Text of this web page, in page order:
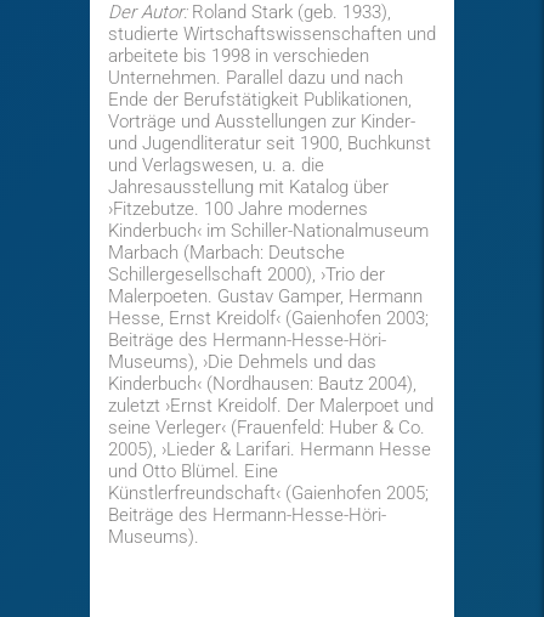
Der Autor:Roland Stark (geb. 1933),
studierte Wirtschaftswissenschaften und
arbeitete bis 1998 in verschieden
Unternehmen. Parallel dazu und nach
Ende der Berufstätigkeit Publikationen,
Vorträge und Ausstellungen zur Kinder-
und Jugendliteratur seit 1900, Buchkunst
und Verlagswesen, u. a. die
Jahresausstellung mit Katalog über
›Fitzebutze. 100 Jahre modernes
Kinderbuch‹ im Schiller-Nationalmuseum
Marbach (Marbach: Deutsche
Schillergesellschaft 2000), ›Trio der
Malerpoeten. Gustav Gamper, Hermann
Hesse, Ernst Kreidolf‹ (Gaienhofen 2003;
Beiträge des Hermann-Hesse-Höri-
Museums), ›Die Dehmels und das
Kinderbuch‹ (Nordhausen: Bautz 2004),
zuletzt ›Ernst Kreidolf. Der Malerpoet und
seine Verleger‹ (Frauenfeld: Huber & Co.
2005), ›Lieder & Larifari. Hermann Hesse
und Otto Blümel. Eine
Künstlerfreundschaft‹ (Gaienhofen 2005;
Beiträge des Hermann-Hesse-Höri-
Museums).